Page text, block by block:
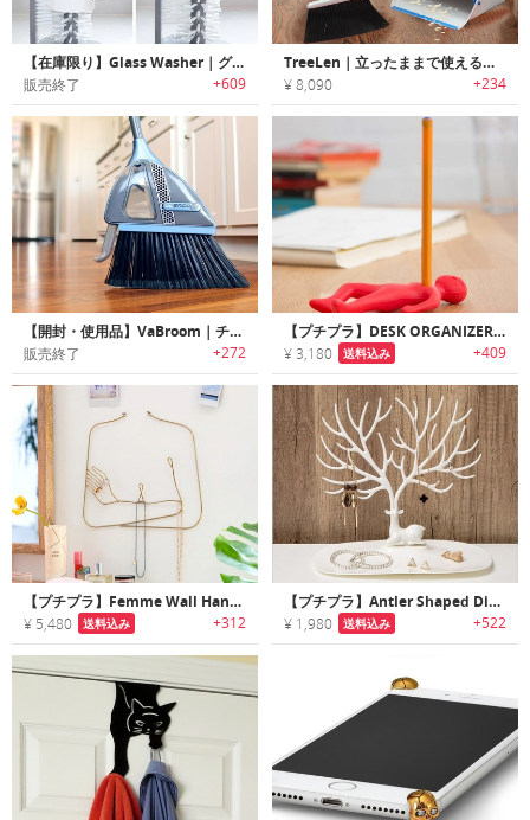
【在庫限り】Glass Washer｜グラスを差し込んで回すだけで洗えるグラスウォッシャーブラシ
販売終了 +609
TreeLen｜立ったままで使えるハンドルが長いホウキ・チリトリセット
¥ 8,090 +234
【開封・使用品】VaBroom｜チリトリ・かがむ必要がないバキューム搭載ホウキ「ヴァブルーム」
販売終了 +272
【プチプラ】DESK ORGANIZER｜ユニークなヒューマンデザインペンホルダー
¥ 3,180 送料込み +409
【プチプラ】Femme Wall Hanging｜女性をモチーフにしたアクセサリーハンガー
¥ 5,480 送料込み +312
【プチプラ】Antler Shaped Display ｜エレガントな鹿のツノモチーフアクセサリーハンガー
¥ 1,980 送料込み +522